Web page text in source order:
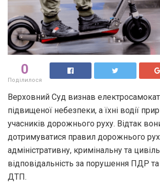
0
Поділилося
Верховний Суд визнав
підвищеної небезпеки, а їхні водії
учасників дорожнього руху. Відтак
дотримуватися правил дорожнього
адміністративну, кримінальну та
відповідальність за порушення ПДР
ДТП.